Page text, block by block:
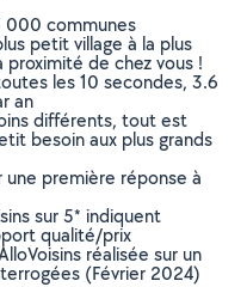
000 communes
petit village à la plus
de chez vous !
les 10 secondes, 3.6
an
différents, tout est
besoin aux plus grands
une première réponse à
sur 5* indiquent
qualité/prix
réalisée sur un
(Février 2024)